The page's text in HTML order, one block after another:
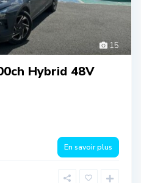
15
Hybrid 48V
En savoir plus